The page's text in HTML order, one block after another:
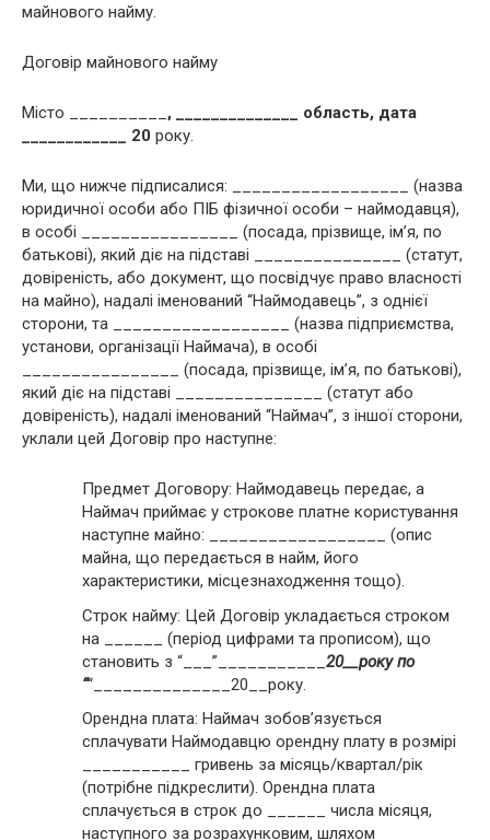
майнового найму.
Договір майнового найму
Місто __________ , ______________ область, дата
____________ 20 року.
Ми, що нижче підписалися: __________________ (назва
юридичної особи або ПІБ фізичної особи – наймодавця),
в особі ________________ (посада, прізвище, ім’я, по
батькові), який діє на підставі _______________ (статут,
довіреність, або документ, що посвідчує право власності
на майно), надалі іменований “Наймодавець”, з однієї
сторони, та __________________ (назва підприємства,
установи, організації Наймача), в особі
________________ (посада, прізвище, ім’я, по батькові),
який діє на підставі _______________ (статут або
довіреність), надалі іменований “Наймач”, з іншої сторони,
уклали цей Договір про наступне:
Предмет Договору: Наймодавець передає, а
Наймач приймає у строкове платне користування
наступне майно: __________________ (опис
майна, що передається в найм, його
характеристики, місцезнаходження тощо).
Строк найму: Цей Договір укладається строком
на ______ (період цифрами та прописом), що
становить з “___”___________ 20__року по
““______________20__року.
Орендна плата: Наймач зобов’язується
сплачувати Наймодавцю орендну плату в розмірі
___________ гривень за місяць/квартал/рік
(потрібне підкреслити). Орендна плата
сплачується в строк до ______ числа місяця,
наступного за розрахунковим, шляхом